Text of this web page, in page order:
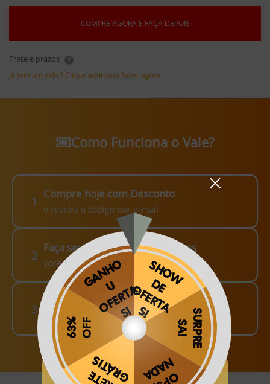
COMPRE AGORA E FAÇA DEPOIS
Frete e prazos ?
Já tem um vale ? Clique aqui para fazer agora.
Como Funciona o Vale?
1
Compre hoje com Desconto
e receba o código por e-mail
2
Faça seu pedido em até 3 meses
você escolhe como fazer!
3
Finalize o seu Pedido!
pague o Frete e receba em sua casa
Obrigado por se cadastrar na